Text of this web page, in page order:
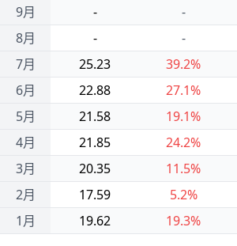
9月
8月
7月
6月
5月
4月
3月
2月
1月
-
-
-
-
25.23
39.2%
22.88
27.1%
21.58
19.1%
21.85
24.2%
20.35
11.5%
17.59
5.2%
19.62
19.3%